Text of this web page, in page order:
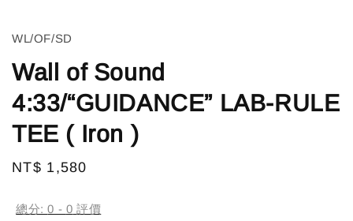
WL/OF/SD
Wall of Sound
4:33/“GUIDANCE” LAB-RULE
TEE ( Iron )
Regular
NT$ 1,580
總分:0 - 0 評價